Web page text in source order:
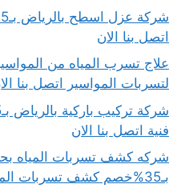
اتصل بنا الان
لتسربات المواسير اتصل بنا
فنية اتصل بنا الان
شركه كشف تسربات المياه
بـ35%خصم كشف تسربات